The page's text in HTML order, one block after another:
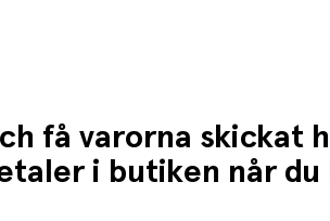
få varorna skickat
i butiken når du